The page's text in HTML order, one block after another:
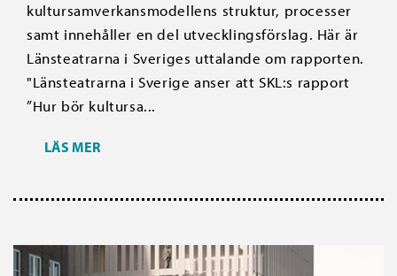
kultursamverkansmodellens struktur, processer
samt innehåller en del utvecklingsförslag. Här är
Länsteatrarna i Sveriges uttalande om rapporten.
"Länsteatrarna i Sverige anser att SKL:s rapport
”Hur bör kultursa...
LÄS MER